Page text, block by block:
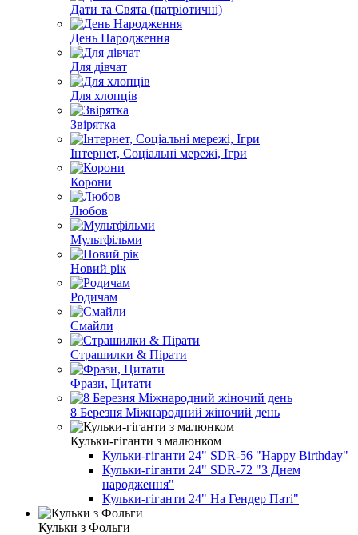
Дати та Свята (патріотичні)
День Народження
Для дівчат
Для хлопців
Звірятка
Інтернет, Соціальні мережі, Ігри
Корони
Любов
Мультфільми
Новий рік
Родичам
Смайли
Страшилки & Пірати
Фрази, Цитати
8 Березня Міжнародний жіночий день
Кульки-гіганти з малюнком
Кульки-гіганти 24" SDR-56 "Happy Birthday"
Кульки-гіганти 24" SDR-72 "З Днем
народження"
Кульки-гіганти 24" На Гендер Паті"
Кульки з Фольги